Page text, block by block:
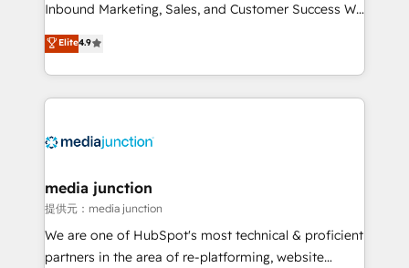
Inbound Marketing, Sales, and Customer Success We
specialize in driving revenue growth for companies
across industries through tailored marketing, sales,
and customer success strategies, utilizing RevOps
methodologies. As Latin America's largest HubSpot
offer unparalleled insights. Operating in five
Mexico, USA, and Portugal—we've executed over a
hundred successful operations. Our approach,
rooted in RevOps principles, integrates analysis,
training, planning, and qualification. Leveraging
Elite4.9
media junction
提供元：media junction
We are one of HubSpot's most technical & proficient
partners in the area of re-platforming, website